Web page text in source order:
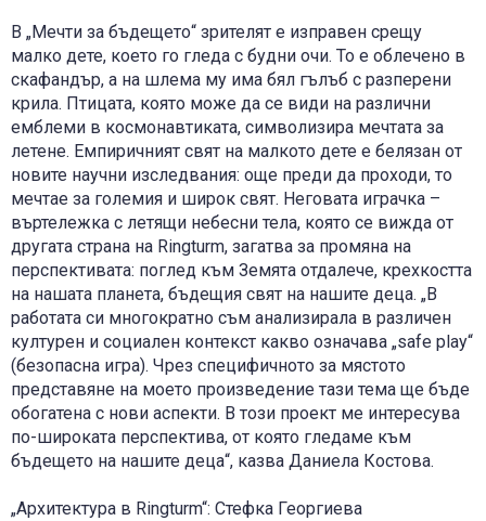
В „Мечти за бъдещето“ зрителят е изправен срещу
малко дете, което го гледа с будни очи. То е облечено в
скафандър, а на шлема му има бял гълъб с разперени
крила. Птицата, която може да се види на различни
емблеми в космонавтиката, символизира мечтата за
летене. Емпиричният свят на малкото дете е белязан от
новите научни изследвания: още преди да проходи, то
мечтае за големия и широк свят. Неговата играчка –
въртележка с летящи небесни тела, която се вижда от
другата страна на Ringturm, загатва за промяна на
перспективата: поглед към Земята отдалече, крехкостта
на нашата планета, бъдещия свят на нашите деца. „В
работата си многократно съм анализирала в различен
културен и социален контекст какво означава „safe play“
(безопасна игра). Чрез специфичното за мястото
представяне на моето произведение тази тема ще бъде
обогатена с нови аспекти. В този проект ме интересува
по-широката перспектива, от която гледаме към
бъдещето на нашите деца“, казва Даниела Костова.
„Архитектура в Ringturm“: Стефка Георгиева